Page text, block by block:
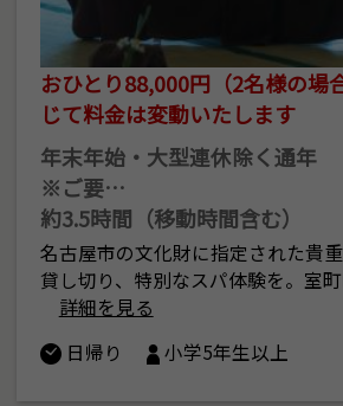
おひとり88,000円（2名様の
じて料金は変動いたします
年末年始・大型連休除く通年
※ご要…
約3.5時間（移動時間含む）
名古屋市の文化財に指定された貴
貸し切り、特別なスパ体験を。室
詳細を見る
日帰り
小学5年生以上